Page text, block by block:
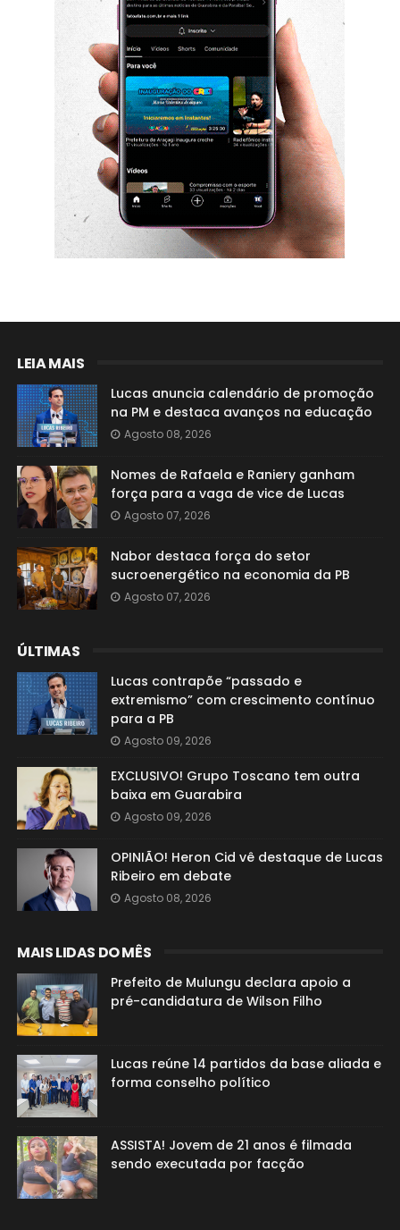
LEIA MAIS
Lucas anuncia calendário de promoção
na PM e destaca avanços na educação
Agosto 08, 2026
Nomes de Rafaela e Raniery ganham
força para a vaga de vice de Lucas
Agosto 07, 2026
Nabor destaca força do setor
sucroenergético na economia da PB
Agosto 07, 2026
ÚLTIMAS
Lucas contrapõe “passado e
extremismo” com crescimento contínuo
para a PB
Agosto 09, 2026
EXCLUSIVO! Grupo Toscano tem outra
baixa em Guarabira
Agosto 09, 2026
OPINIÃO! Heron Cid vê destaque de Lucas
Ribeiro em debate
Agosto 08, 2026
MAIS LIDAS DO MÊS
Prefeito de Mulungu declara apoio a
pré-candidatura de Wilson Filho
Lucas reúne 14 partidos da base aliada e
forma conselho político
ASSISTA! Jovem de 21 anos é filmada
sendo executada por facção